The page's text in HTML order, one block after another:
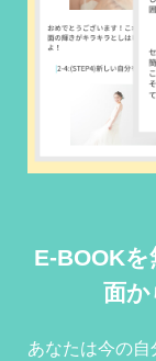
E-BOOK
面か
あなたは今の自